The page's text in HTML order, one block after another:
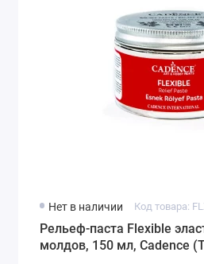
Нет в наличии Код товара:
Рельеф-паста Flexible
молдов, 150 мл, Cadence